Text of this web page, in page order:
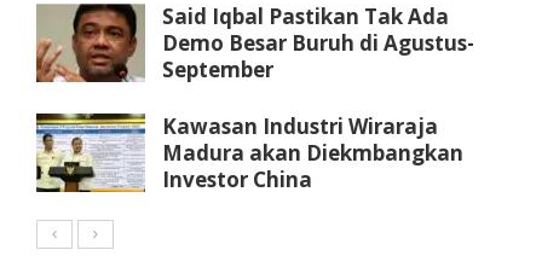
Said Iqbal Pastikan Tak Ada
Demo Besar Buruh di Agustus-
September
Kawasan Industri Wiraraja
Madura akan Diekmbangkan
Investor China